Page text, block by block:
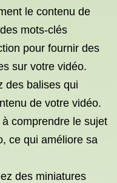
le contenu de
mots-clés
pour fournir des
sur votre vidéo.
des balises qui
de votre vidéo.
comprendre le sujet
ce qui améliore sa
des miniatures